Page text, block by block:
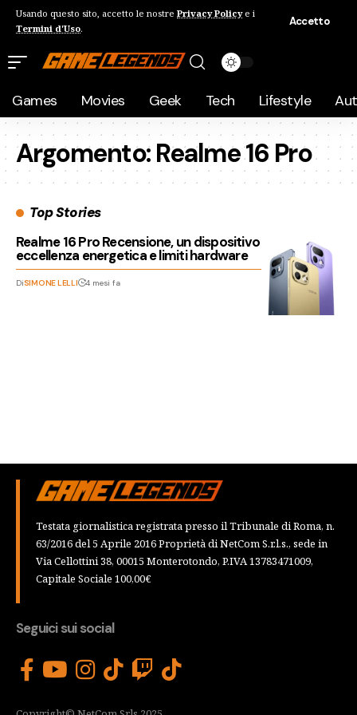
Usando questo sito, accetto le nostre Privacy Policye i
Termini d'Uso.
Accetto
Games Movies Geek Tech Lifestyle
Argomento:Realme 16 Pro
Top Stories
Realme 16 Pro Recensione, un dispositivo tra
eccellenza energetica e limiti hardware
DiSIMONE LELLI 4 mesi fa
Testata giornalistica registrata presso il Tribunale di Roma, n.
63/2016 del 5 Aprile 2016 Proprietà di NetCom S.r.l.s., sede in
Via Cellottini 38, 00015 Monterotondo, P.IVA 13783471009,
Capitale Sociale 100,00€
Seguici sui social